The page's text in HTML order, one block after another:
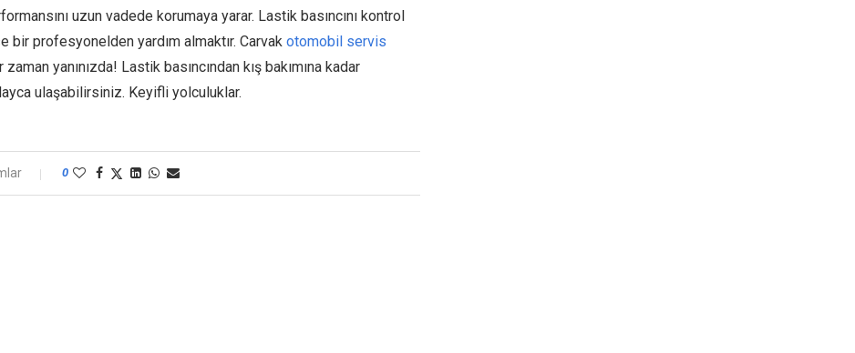
uzun vadede korumaya yarar. Lastik basıncını kontrol
profesyonelden yardım almaktır. Carvak otomobil servis
yanınızda! Lastik basıncından kış bakımına kadar
ulaşabilirsiniz. Keyifli yolculuklar.
0